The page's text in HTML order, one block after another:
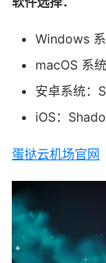
Windows
macOS 系
安卓系统：
iOS：
蛋挞云机场官网